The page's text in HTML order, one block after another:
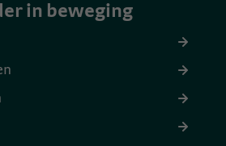
in beweging